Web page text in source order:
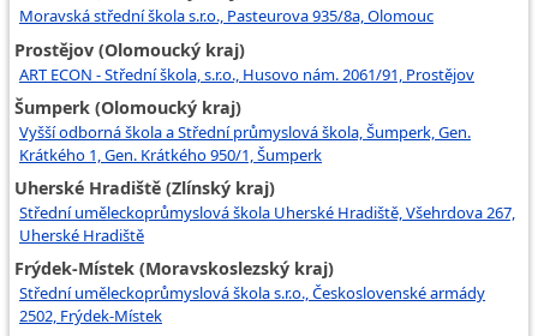
Moravská střední škola s.r.o., Pasteurova 935/8a, Olomouc
Prostějov (Olomoucký kraj)
ART ECON - Střední škola, s.r.o., Husovo nám. 2061/91, Prostějov
Šumperk (Olomoucký kraj)
Vyšší odborná škola a Střední průmyslová škola, Šumperk, Gen.
Krátkého 1, Gen. Krátkého 950/1, Šumperk
Uherské Hradiště (Zlínský kraj)
Střední uměleckoprůmyslová škola Uherské Hradiště, Všehrdova 267,
Uherské Hradiště
Frýdek-Místek (Moravskoslezský kraj)
Střední uměleckoprůmyslová škola s.r.o., Československé armády
2502, Frýdek-Místek